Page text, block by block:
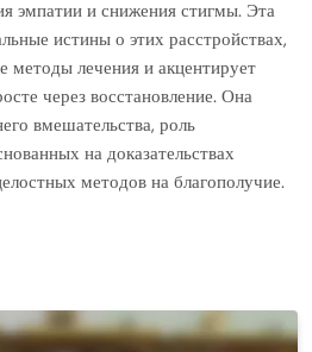
эмпатии и снижения стигмы. Эта
истины о этих расстройствах,
методы лечения и акцентирует
через восстановление. Она
вмешательства, роль
на доказательствах
методов на благополучие.